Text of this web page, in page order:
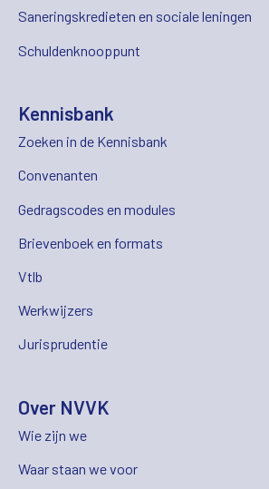
Saneringskredieten en sociale leningen
Schuldenknooppunt
Kennisbank
Zoeken in de Kennisbank
Convenanten
Gedragscodes en modules
Brievenboek en formats
Vtlb
Werkwijzers
Jurisprudentie
Over NVVK
Wie zijn we
Waar staan we voor